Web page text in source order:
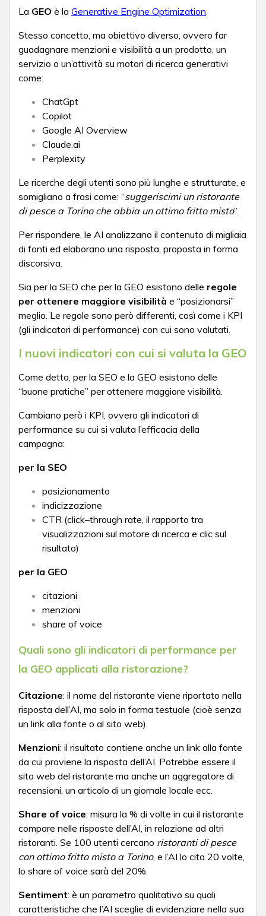
La GEO è la Generative Engine Optimization
Stesso concetto, ma obiettivo diverso, ovvero far
guadagnare menzioni e visibilità a un prodotto, un
servizio o un’attività su motori di ricerca generativi
come:
ChatGpt
Copilot
Google AI Overview
Claude.ai
Perplexity
Le ricerche degli utenti sono più lunghe e strutturate, e
somigliano a frasi come: “suggeriscimi un ristorante
di pesce a Torino che abbia un ottimo fritto misto”.
Per rispondere, le AI analizzano il contenuto di migliaia
di fonti ed elaborano una risposta, proposta in forma
discorsiva.
Sia per la SEO che per la GEO esistono delle regole
per ottenere maggiore visibilità e “posizionarsi”
meglio. Le regole sono però differenti, così come i KPI
(gli indicatori di performance) con cui sono valutati.
I nuovi indicatori con cui si valuta la GEO
Come detto, per la SEO e la GEO esistono delle
“buone pratiche” per ottenere maggiore visibilità.
Cambiano però i KPI, ovvero gli indicatori di
performance su cui si valuta l’efficacia della
campagna:
per la SEO
posizionamento
indicizzazione
CTR (click–through rate, il rapporto tra
visualizzazioni sul motore di ricerca e clic sul
risultato)
per la GEO
citazioni
menzioni
share of voice
Quali sono gli indicatori di performance per
la GEO applicati alla ristorazione?
Citazione: il nome del ristorante viene riportato nella
risposta dell’AI, ma solo in forma testuale (cioè senza
un link alla fonte o al sito web).
Menzioni: il risultato contiene anche un link alla fonte
da cui proviene la risposta dell’AI. Potrebbe essere il
sito web del ristorante ma anche un aggregatore di
recensioni, un articolo di un giornale locale ecc.
Share of voice: misura la % di volte in cui il ristorante
compare nelle risposte dell’AI, in relazione ad altri
ristoranti. Se 100 utenti cercano ristoranti di pesce
con ottimo fritto misto a Torino, e l’AI lo cita 20 volte,
lo share of voice sarà del 20%.
Sentiment: è un parametro qualitativo su quali
caratteristiche che l’AI sceglie di evidenziare nella sua